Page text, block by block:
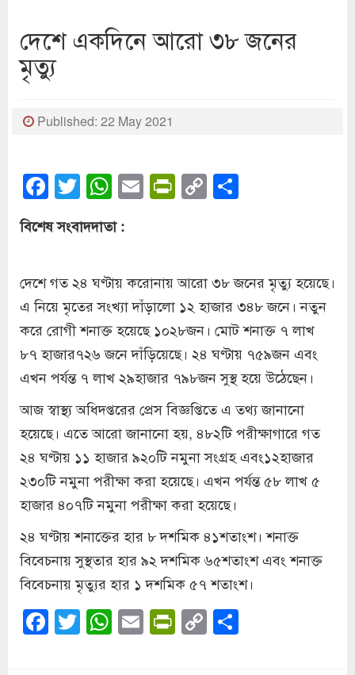
দেশে একদিনে আরো ৩৮ জনের
মৃত্যু
Published: 22 May 2021
Facebook
Twitter
WhatsApp
EmailPrintFriendly
Copy
Link
বিশেষ সংবাদদাতা :
দেশে গত ২৪ ঘণ্টায় করোনায় আরো ৩৮ জনের মৃত্যু হয়েছে।
এ নিয়ে মৃতের সংখ্যা দাঁড়ালো ১২ হাজার ৩৪৮ জনে। নতুন
করে রোগী শনাক্ত হয়েছে ১০২৮জন। মোট শনাক্ত ৭ লাখ
৮৭ হাজার৭২৬ জনে দাঁড়িয়েছে। ২৪ ঘণ্টায় ৭৫৯জন এবং
এখন পর্যন্ত ৭ লাখ ২৯হাজার ৭৯৮জন সুস্থ হয়ে উঠেছেন।
আজ স্বাস্থ্য অধিদপ্তরের প্রেস বিজ্ঞপ্তিতে এ তথ্য জানানো
হয়েছে। এতে আরো জানানো হয়, ৪৮২টি পরীক্ষাগারে গত
২৪ ঘণ্টায় ১১ হাজার ৯২০টি নমুনা সংগ্রহ এবং১২হাজার
২৩০টি নমুনা পরীক্ষা করা হয়েছে। এখন পর্যন্ত ৫৮ লাখ ৫
হাজার ৪০৭টি নমুনা পরীক্ষা করা হয়েছে।
২৪ ঘণ্টায় শনাক্তের হার ৮ দশমিক ৪১শতাংশ। শনাক্ত
বিবেচনায় সুস্থতার হার ৯২ দশমিক ৬৫শতাংশ এবং শনাক্ত
বিবেচনায় মৃত্যুর হার ১ দশমিক ৫৭ শতাংশ।
Facebook
Twitter
WhatsApp
EmailPrintFriendly
Copy
Link